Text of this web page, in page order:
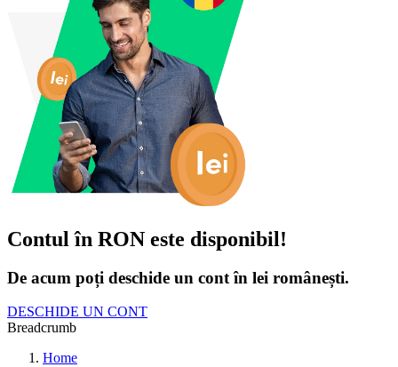
Contul în RON este disponibil!
De acum poți deschide un cont în lei românești.
DESCHIDE UN CONT
Breadcrumb
Home